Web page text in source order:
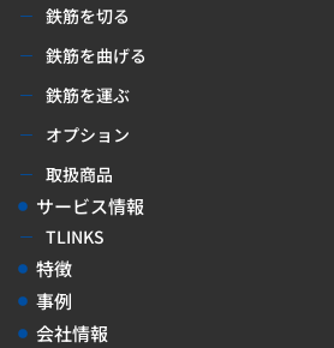
鉄筋を切る
鉄筋を曲げる
鉄筋を運ぶ
オプション
取扱商品
サービス情報
TLINKS
特徴
事例
会社情報